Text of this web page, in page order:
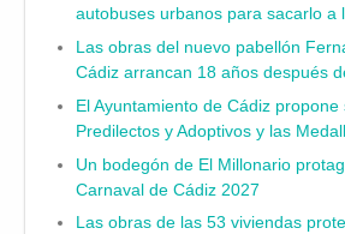
autobuses urbanos para sacarlo a
Las obras del nuevo pabellón
Cádiz arrancan 18 años después
El Ayuntamiento de Cádiz propone
Predilectos y Adoptivos y las
Un bodegón de El Millonario
Carnaval de Cádiz 2027
Las obras de las 53 viviendas